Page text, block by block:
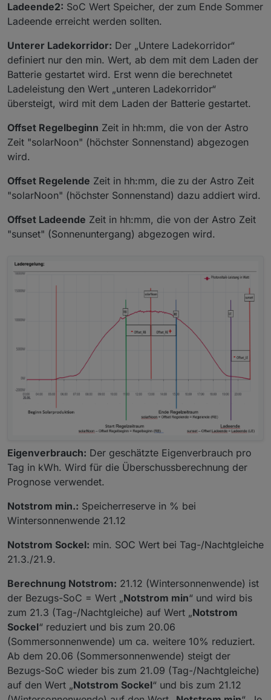
Ladeende2: SoC Wert Speicher, der zum Ende Sommer
Ladeende erreicht werden sollten.
Unterer Ladekorridor: Der „Untere Ladekorridor“
definiert nur den min. Wert, ab dem mit dem Laden der
Batterie gestartet wird. Erst wenn die berechnetet
Ladeleistung den Wert „unteren Ladekorridor“
übersteigt, wird mit dem Laden der Batterie gestartet.
Offset Regelbeginn Zeit in hh:mm, die von der Astro
Zeit "solarNoon" (höchster Sonnenstand) abgezogen
wird.
Offset Regelende Zeit in hh:mm, die zu der Astro Zeit
"solarNoon" (höchster Sonnenstand) dazu addiert wird.
Offset Ladeende Zeit in hh:mm, die von der Astro Zeit
"sunset" (Sonnenuntergang) abgezogen wird.
Eigenverbrauch: Der geschätzte Eigenverbrauch pro
Tag in kWh. Wird für die Überschussberechnung der
Prognose verwendet.
Notstrom min.: Speicherreserve in % bei
Wintersonnenwende 21.12
Notstrom Sockel: min. SOC Wert bei Tag-/Nachtgleiche
21.3./21.9.
Berechnung Notstrom: 21.12 (Wintersonnenwende) ist
der Bezugs-SoC = Wert „Notstrom min“ und wird bis
zum 21.3 (Tag-/Nachtgleiche) auf Wert „Notstrom
Sockel“ reduziert und bis zum 20.06
(Sommersonnenwende) um ca. weitere 10% reduziert.
Ab dem 20.06 (Sommersonnenwende) steigt der
Bezugs-SoC wieder bis zum 21.09 (Tag-/Nachtgleiche)
auf den Wert „Notstrom Sockel“ und bis zum 21.12